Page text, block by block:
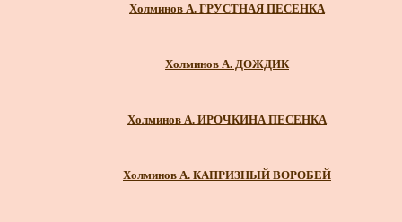
Холминов А. ГРУСТНАЯ ПЕСЕНКА
Холминов А. ДОЖДИК
Холминов А. ИРОЧКИНА ПЕСЕНКА
Холминов А. КАПРИЗНЫЙ ВОРОБЕЙ